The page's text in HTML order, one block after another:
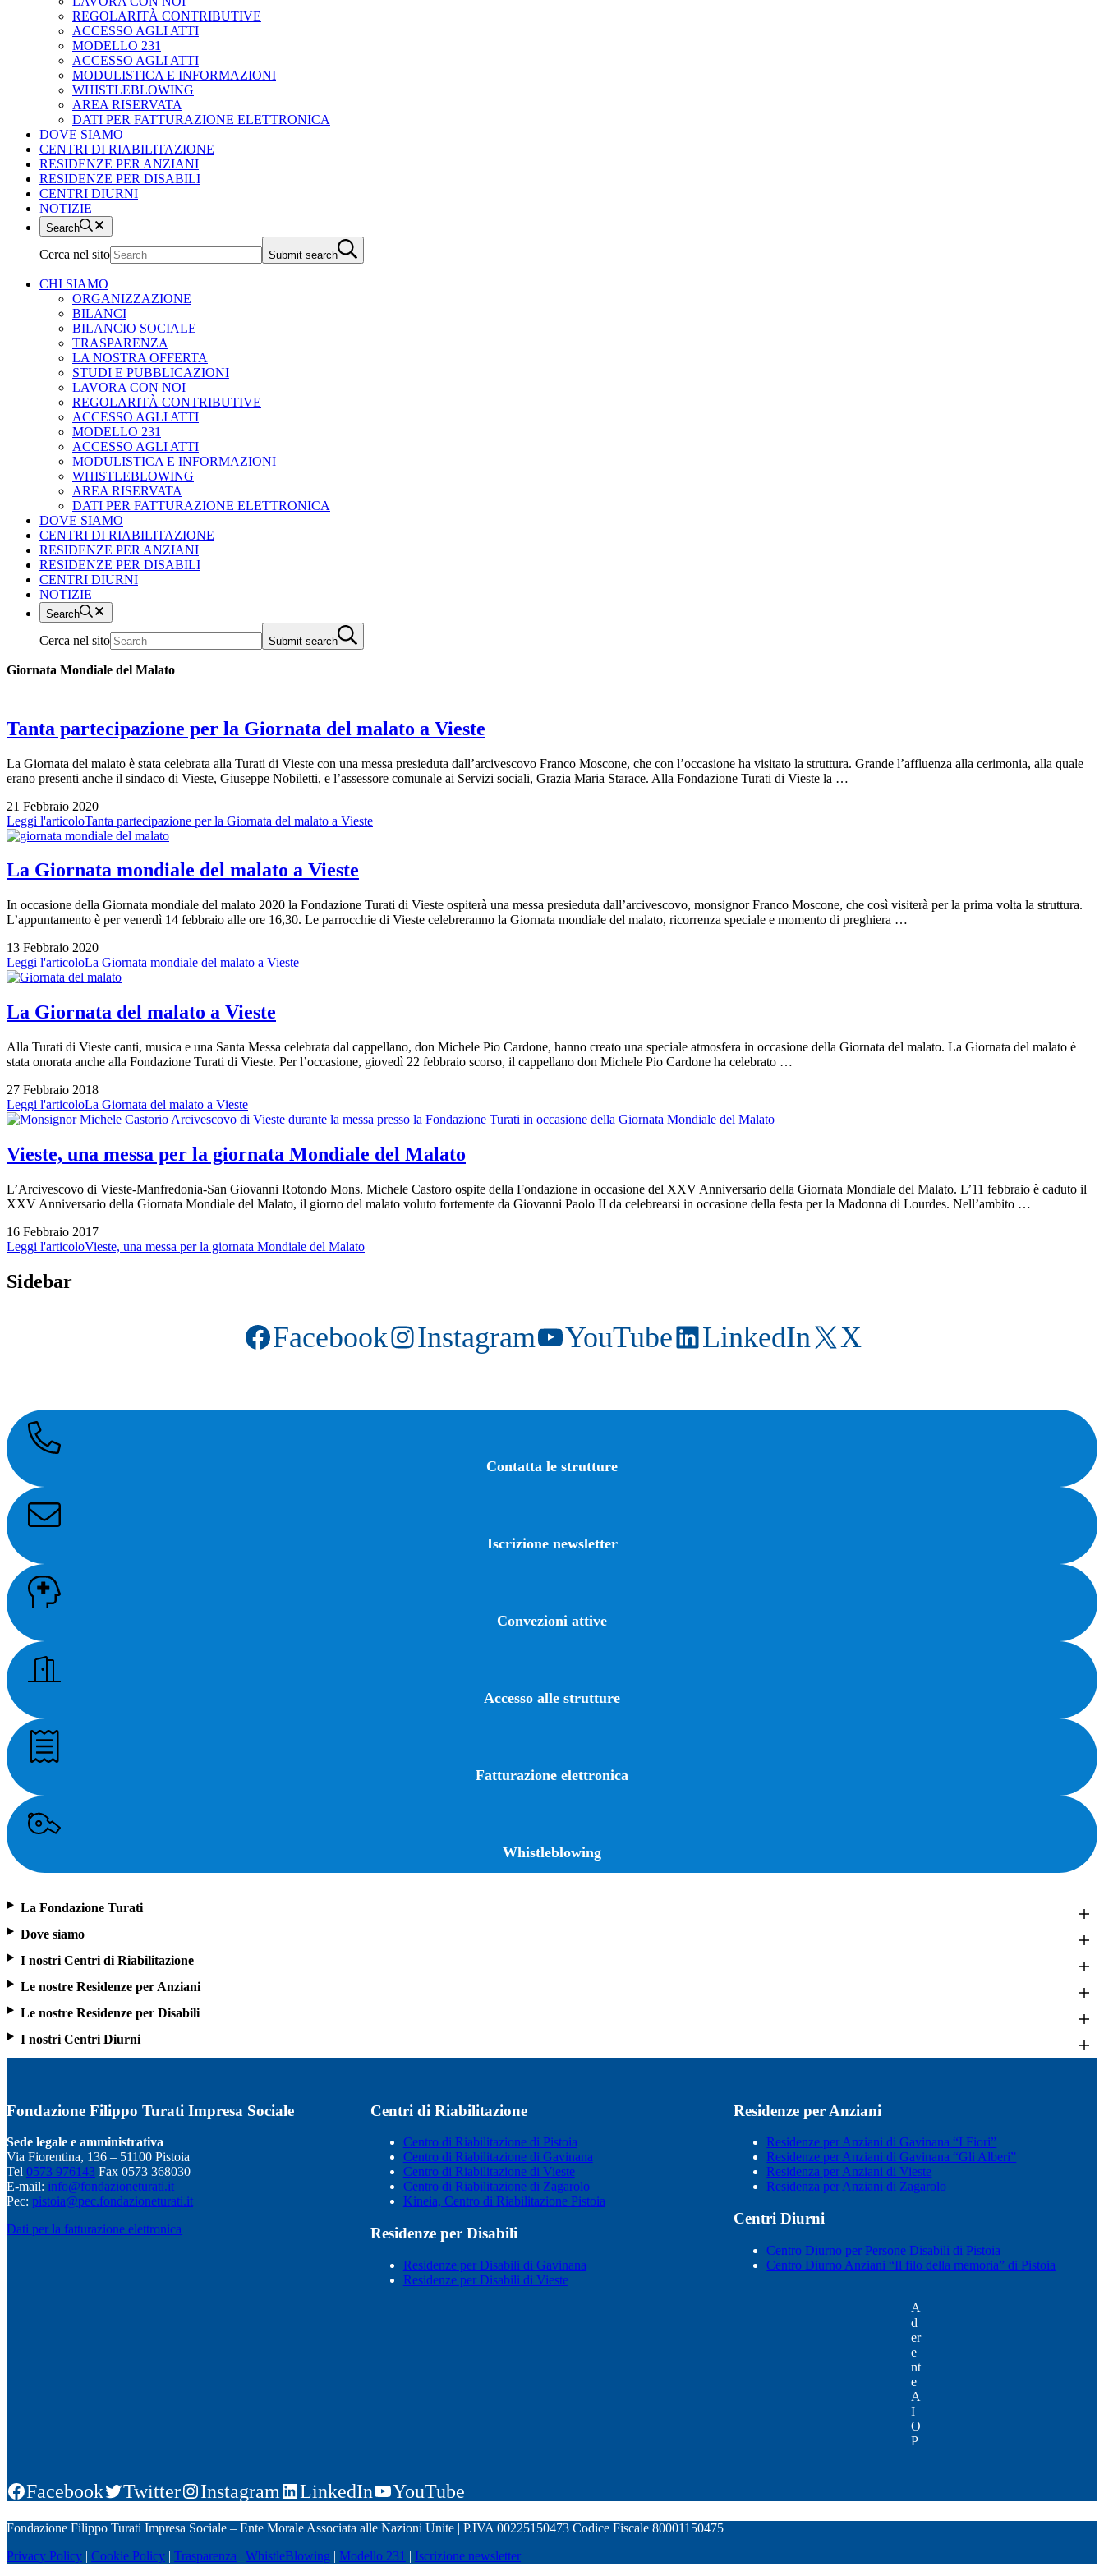
REGOLARITÀ CONTRIBUTIVE
ACCESSO AGLI ATTI
MODELLO 231
ACCESSO AGLI ATTI
MODULISTICA E INFORMAZIONI
WHISTLEBLOWING
AREA RISERVATA
DATI PER FATTURAZIONE ELETTRONICA
DOVE SIAMO
CENTRI DI RIABILITAZIONE
RESIDENZE PER ANZIANI
RESIDENZE PER DISABILI
CENTRI DIURNI
NOTIZIE
Search
Cerca nel sito Submit search
CHI SIAMO
ORGANIZZAZIONE
BILANCI
BILANCIO SOCIALE
TRASPARENZA
LA NOSTRA OFFERTA
STUDI E PUBBLICAZIONI
LAVORA CON NOI
REGOLARITÀ CONTRIBUTIVE
ACCESSO AGLI ATTI
MODELLO 231
ACCESSO AGLI ATTI
MODULISTICA E INFORMAZIONI
WHISTLEBLOWING
AREA RISERVATA
DATI PER FATTURAZIONE ELETTRONICA
DOVE SIAMO
CENTRI DI RIABILITAZIONE
RESIDENZE PER ANZIANI
RESIDENZE PER DISABILI
CENTRI DIURNI
NOTIZIE
Search
Cerca nel sito Submit search
Giornata Mondiale del Malato
Tanta partecipazione per la Giornata del malato a Vieste
La Giornata del malato è stata celebrata alla Turati di Vieste con una messa presieduta dall’arcivescovo Franco Moscone, che con l’occasione ha visitato la struttura. Grande l’affluenza alla cerimonia, alla quale
erano presenti anche il sindaco di Vieste, Giuseppe Nobiletti, e l’assessore comunale ai Servizi sociali, Grazia Maria Starace. Alla Fondazione Turati di Vieste la …
21 Febbraio 2020
Leggi l'articoloTanta partecipazione per la Giornata del malato a Vieste
La Giornata mondiale del malato a Vieste
In occasione della Giornata mondiale del malato 2020 la Fondazione Turati di Vieste ospiterà una messa presieduta dall’arcivescovo, monsignor Franco Moscone, che così visiterà per la prima volta la struttura.
L’appuntamento è per venerdì 14 febbraio alle ore 16,30. Le parrocchie di Vieste celebreranno la Giornata mondiale del malato, ricorrenza speciale e momento di preghiera …
13 Febbraio 2020
Leggi l'articoloLa Giornata mondiale del malato a Vieste
La Giornata del malato a Vieste
Alla Turati di Vieste canti, musica e una Santa Messa celebrata dal cappellano, don Michele Pio Cardone, hanno creato una speciale atmosfera in occasione della Giornata del malato. La Giornata del malato è
stata onorata anche alla Fondazione Turati di Vieste. Per l’occasione, giovedì 22 febbraio scorso, il cappellano don Michele Pio Cardone ha celebrato …
27 Febbraio 2018
Leggi l'articoloLa Giornata del malato a Vieste
Vieste, una messa per la giornata Mondiale del Malato
L’Arcivescovo di Vieste-Manfredonia-San Giovanni Rotondo Mons. Michele Castoro ospite della Fondazione in occasione del XXV Anniversario della Giornata Mondiale del Malato. L’11 febbraio è caduto il
XXV Anniversario della Giornata Mondiale del Malato, il giorno del malato voluto fortemente da Giovanni Paolo II da celebrearsi in occasione della festa per la Madonna di Lourdes. Nell’ambito …
16 Febbraio 2017
Leggi l'articoloVieste, una messa per la giornata Mondiale del Malato
Sidebar
Facebook Instagram YouTube LinkedIn X
Contatta le strutture
Iscrizione newsletter
Convezioni attive
Accesso alle strutture
Fatturazione elettronica
Whistleblowing
La Fondazione Turati
Dove siamo
I nostri Centri di Riabilitazione
Le nostre Residenze per Anziani
Le nostre Residenze per Disabili
I nostri Centri Diurni
Fondazione Filippo Turati Impresa Sociale
Sede legale e amministrativa
Via Fiorentina, 136 – 51100 Pistoia
Tel 0573 976143 Fax 0573 368030
E-mail: info@fondazioneturati.it
Pec: pistoia@pec.fondazioneturati.it
Dati per la fatturazione elettronica
Centri di Riabilitazione
Centro di Riabilitazione di Pistoia
Centro di Riabilitazione di Gavinana
Centro di Riabilitazione di Vieste
Centro di Riabilitazione di Zagarolo
Kineia, Centro di Riabilitazione Pistoia
Residenze per Disabili
Residenze per Disabili di Gavinana
Residenze per Disabili di Vieste
Residenze per Anziani
Residenze per Anziani di Gavinana “I Fiori”
Residenze per Anziani di Gavinana “Gli Alberi”
Residenza per Anziani di Vieste
Residenza per Anziani di Zagarolo
Centri Diurni
Centro Diurno per Persone Disabili di Pistoia
Centro Diurno Anziani “Il filo della memoria” di Pistoia
A
d
er
e
nt
e
A
I
O
P
Facebook Twitter Instagram LinkedIn YouTube
Fondazione Filippo Turati Impresa Sociale – Ente Morale Associata alle Nazioni Unite | P.IVA 00225150473 Codice Fiscale 80001150475
Privacy Policy | Cookie Policy | Trasparenza | WhistleBlowing | Modello 231 | Iscrizione newsletter